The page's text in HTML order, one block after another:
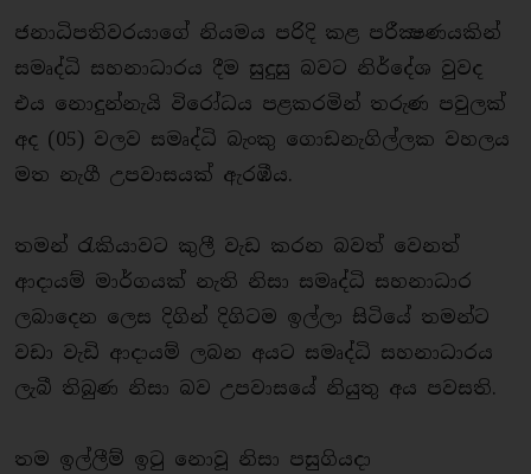
ජනාධිපතිවරයාගේ නියමය පරිදි කළ පරීක්‍ෂණයකින්
සමෘද්ධි සහනාධාරය දීම සුදුසු බවට නිර්දේශ වුවද
එය නොදුන්නැයි විරෝධය පළකරමින් තරුණ පවුලක්
අද (05) වලව සමෘද්ධි බැංකු ගොඩනැගිල්ලක වහලය
මත නැගී උපවාසයක් ඇරඹීය.
තමන් රැකියාවට කුලී වැඩ කරන බවත් වෙනත්
ආදායම් මාර්ගයක් නැති නිසා සමෘද්ධි සහනාධාර
ලබාදෙන ලෙස දිගින් දිගිටම ඉල්ලා සිටියේ තමන්ට
වඩා වැඩි ආදායම් ලබන අයට සමෘද්ධි සහනාධාරය
ලැබී තිබුණ නිසා බව උපවාසයේ නියුතු අය පවසති.
තම ඉල්ලීම් ඉටු නොවූ නිසා පසුගියදා